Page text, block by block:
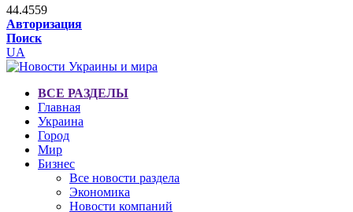
44.4559
Авторизация
Поиск
UA
ВСЕ РАЗДЕЛЫ
Главная
Украина
Город
Мир
Бизнес
Все новости раздела
Экономика
Новости компаний